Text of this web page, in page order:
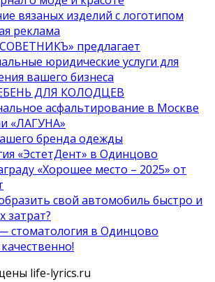
вязаных изделий с логотипом
реклама
предлагает
юридические услуги для
вашего бизнеса
ДЛЯ КОЛОДЦЕВ
асфальтирование в Москве
«ЛАГУНА»
бренда одежды
«ЭстетДент» в Одинцово
«Хорошее место – 2025» от
свой автомобиль быстро и
затрат?
стоматология в Одинцово
life-lyrics.ru